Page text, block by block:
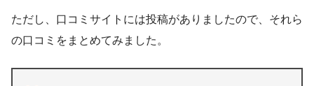
ただし、口コミサイトには投稿がありましたので、それら
の口コミをまとめてみました。